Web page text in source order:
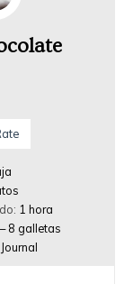
1 hora
– 8 galletas